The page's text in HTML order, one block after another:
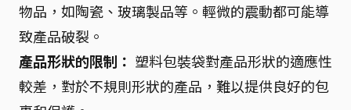
物品，如陶瓷、玻璃製品等。輕微的震動都可能導
致產品破裂。
產品形狀的限制： 塑料包裝袋對產品形狀的適應性
較差，對於不規則形狀的產品，難以提供良好的包